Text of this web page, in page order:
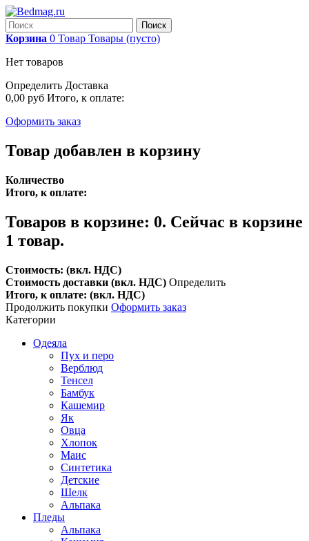
Поиск
Корзина 0 Товар Товары (пусто)
Нет товаров
Определить Доставка
0,00 руб Итого, к оплате:
Оформить заказ
Товар добавлен в корзину
Количество
Итого, к оплате:
Товаров в корзине: 0. Сейчас в корзине
1 товар.
Стоимость: (вкл. НДС)
Стоимость доставки (вкл. НДС) Определить
Итого, к оплате: (вкл. НДС)
Продолжить покупки Оформить заказ
Категории
Одеяла
Пух и перо
Верблюд
Тенсел
Бамбук
Кашемир
Як
Овца
Хлопок
Маис
Синтетика
Детские
Шелк
Альпака
Пледы
Альпака